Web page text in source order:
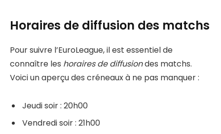
Horaires de diffusion des matchs
Pour suivre l’EuroLeague, il est essentiel de
connaître les horaires de diffusiondes matchs.
Voici un aperçu des créneaux à ne pas manquer :
Jeudi soir : 20h00
Vendredi soir : 21h00